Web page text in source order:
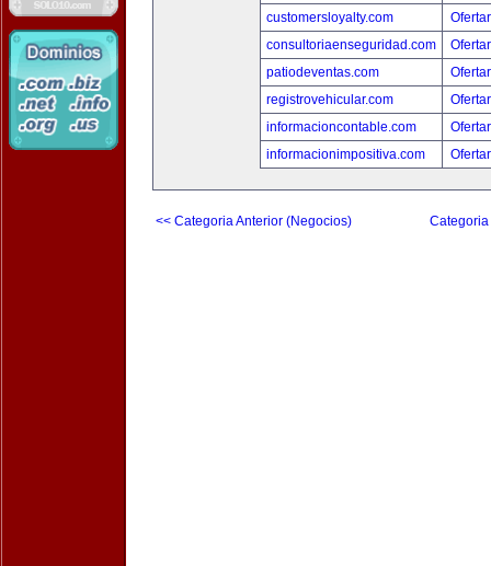
customersloyalty.com
consultoriaenseguridad.com
patiodeventas.com
registrovehicular.com
informacioncontable.com
informacionimpositiva.com
<< Categoria Anterior (Negocios)